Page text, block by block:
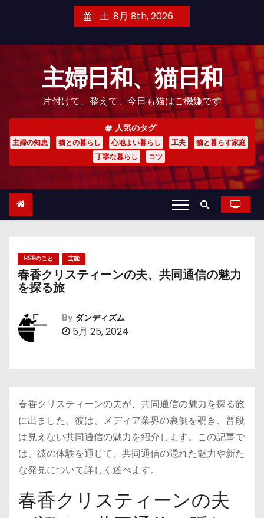
土. 8月 8th, 2026
主婦日和、猫日和
片付けて、整えて、今日も猫はご機嫌です
人気のタグ
主婦の知恵 猫との暮らし 心地よい暮らし 工夫
猫と暮らす家庭
丁寧な暮らし
コツ
HSPのこと 芸能
春香クリスティーンの夫、共同通信の魅力
を探る旅
By ダンディズム
5月 25, 2024
春香クリスティーンの夫が、共同通信の魅力を探る旅
に出ました。彼は、メディア業界の裏側を覗き、普段
は見えない共同通信の魅力を紹介します。この記事で
は、彼の体験を通じて、共同通信の隠れた魅力や新た
な発見について詳しく述べます。
春香クリスティーンの夫